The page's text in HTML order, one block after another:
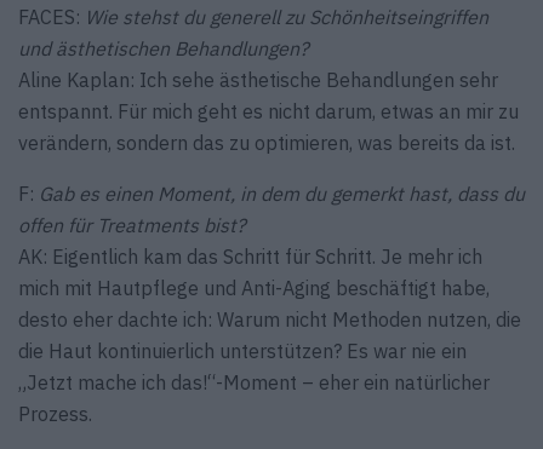
FACES: Wie stehst du generell zu Schönheitseingriffen
und ästhetischen Behandlungen?
Aline Kaplan: Ich sehe ästhetische Behandlungen sehr
entspannt. Für mich geht es nicht darum, etwas an mir zu
verändern, sondern das zu optimieren, was bereits da ist.
F: Gab es einen Moment, in dem du gemerkt hast, dass du
offen für Treatments bist?
AK: Eigentlich kam das Schritt für Schritt. Je mehr ich
mich mit Hautpflege und Anti-Aging beschäftigt habe,
desto eher dachte ich: Warum nicht Methoden nutzen, die
die Haut kontinuierlich unterstützen? Es war nie ein
„Jetzt mache ich das!“-Moment – eher ein natürlicher
Prozess.